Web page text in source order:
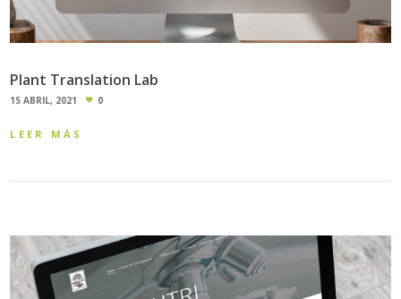
Plant Translation Lab
15 ABRIL, 2021 0
LEER MÁS